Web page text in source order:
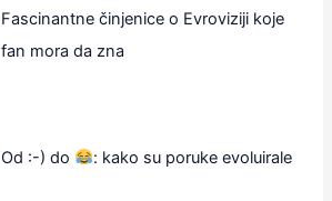
Fascinantne činjenice o Evroviziji koje
fan mora da zna
Od :-) do : kako su poruke evoluirale